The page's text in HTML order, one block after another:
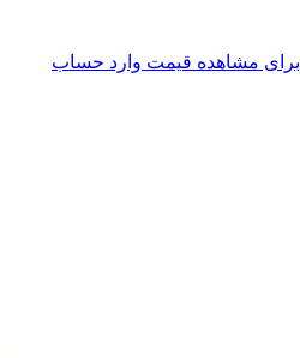
برای مشاهده قیمت وارد حساب